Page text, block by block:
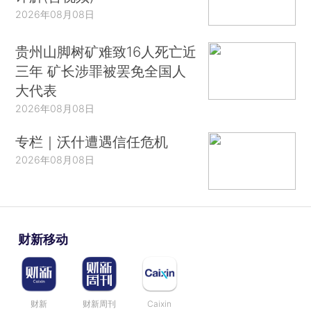
2026年08月08日
贵州山脚树矿难致16人死亡近
三年 矿长涉罪被罢免全国人
大代表
2026年08月08日
专栏｜沃什遭遇信任危机
2026年08月08日
财新移动
财新 财新周刊 Caixin